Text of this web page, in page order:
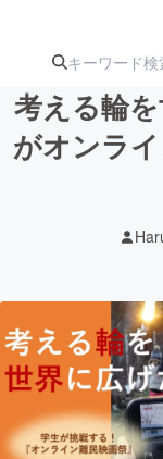
テクノ
映像・
考える輪
がオンラ